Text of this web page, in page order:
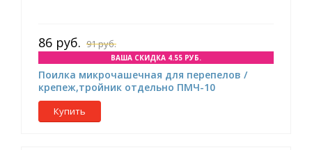
86 руб. 91 руб.
ВАША СКИДКА 4.55 РУБ.
Поилка микрочашечная для перепелов /
крепеж,тройник отдельно ПМЧ-10
Купить